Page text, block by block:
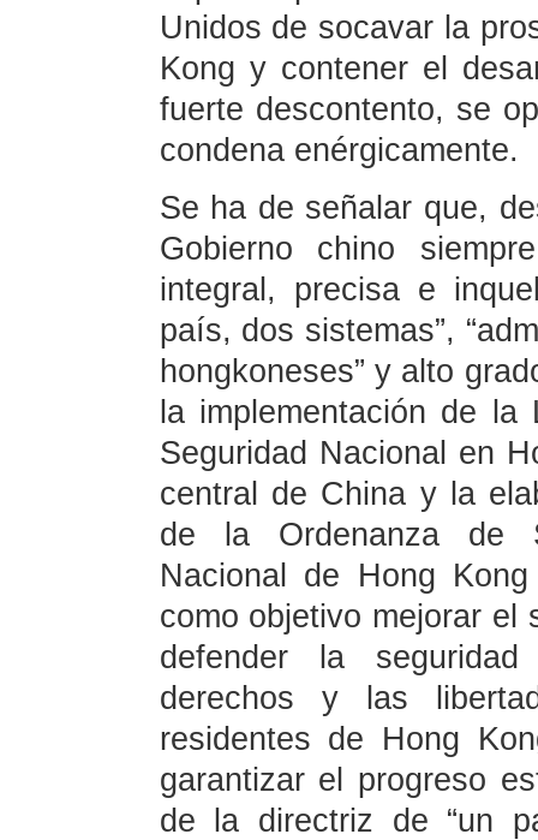
Unidos de socavar la
Kong y contener el
fuerte descontento, se
condena enérgicamente.
Se ha de señalar que,
Gobierno chino
integral, precisa e
país, dos sistemas”,
hongkoneses” y alto
la implementación de
Seguridad Nacional en
central de China y la
de la Ordenanza de
Nacional de Hong
como objetivo mejorar el
defender la
derechos y las
residentes de Hong
garantizar el progreso
de la directriz de “un